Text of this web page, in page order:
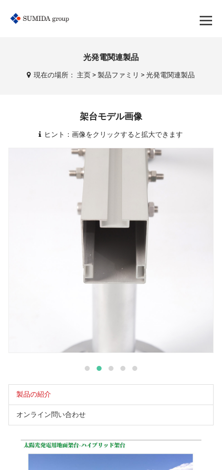
光発電関連製品
現在の場所： 主页 >製品ファミリ >光発電関連製品
架台モデル画像
ヒント：画像をクリックすると拡大できます
製品の紹介
オンライン問い合わせ